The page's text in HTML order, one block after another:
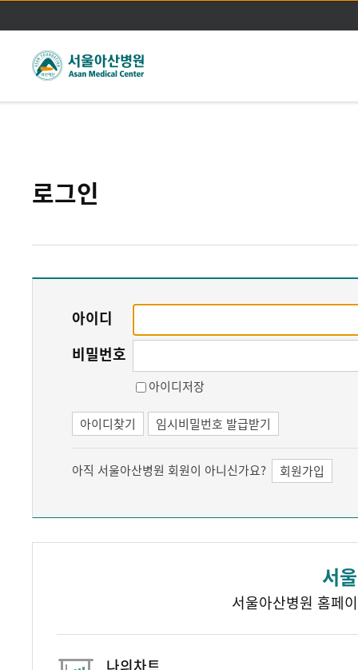
주메뉴바로가기
본문바로가기
로그인
아이디
비밀번호
아이디저장
아이디찾기 임시비밀번호 발급받기
아직 서울아산병원 회원이 아니신가요? 회원가입
서
서울아산병원 홈페
나의차트